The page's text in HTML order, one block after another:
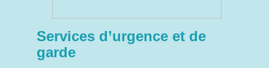
Services d’urgence et de
garde